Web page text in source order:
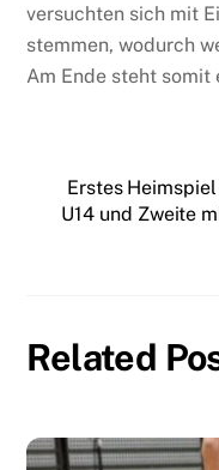
versuchten sich mit
stemmen, wodurch
Am Ende steht
Erstes
U14 und Zweite
Related